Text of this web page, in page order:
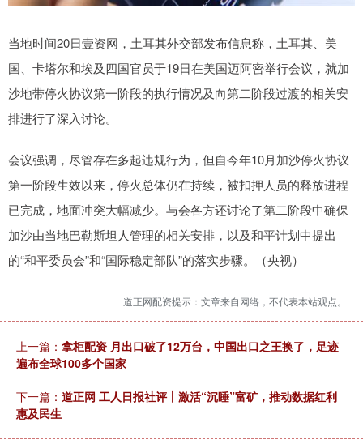
当地时间20日壹资网，土耳其外交部发布信息称，土耳其、美
国、卡塔尔和埃及四国官员于19日在美国迈阿密举行会议，就加
沙地带停火协议第一阶段的执行情况及向第二阶段过渡的相关安
排进行了深入讨论。
会议强调，尽管存在多起违规行为，但自今年10月加沙停火协议
第一阶段生效以来，停火总体仍在持续，被扣押人员的释放进程
已完成，地面冲突大幅减少。与会各方还讨论了第二阶段中确保
加沙由当地巴勒斯坦人管理的相关安排，以及和平计划中提出
的“和平委员会”和“国际稳定部队”的落实步骤。（央视）
道正网配资提示：文章来自网络，不代表本站观点。
上一篇： 拿柜配资 月出口破了12万台，中国出口之王换了，足迹
遍布全球100多个国家
下一篇： 道正网 工人日报社评丨激活“沉睡”富矿，推动数据红利
惠及民生